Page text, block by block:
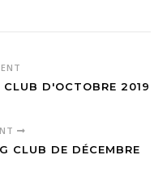
D'OCTOBRE 2019
CLUB DE DÉCEMBRE